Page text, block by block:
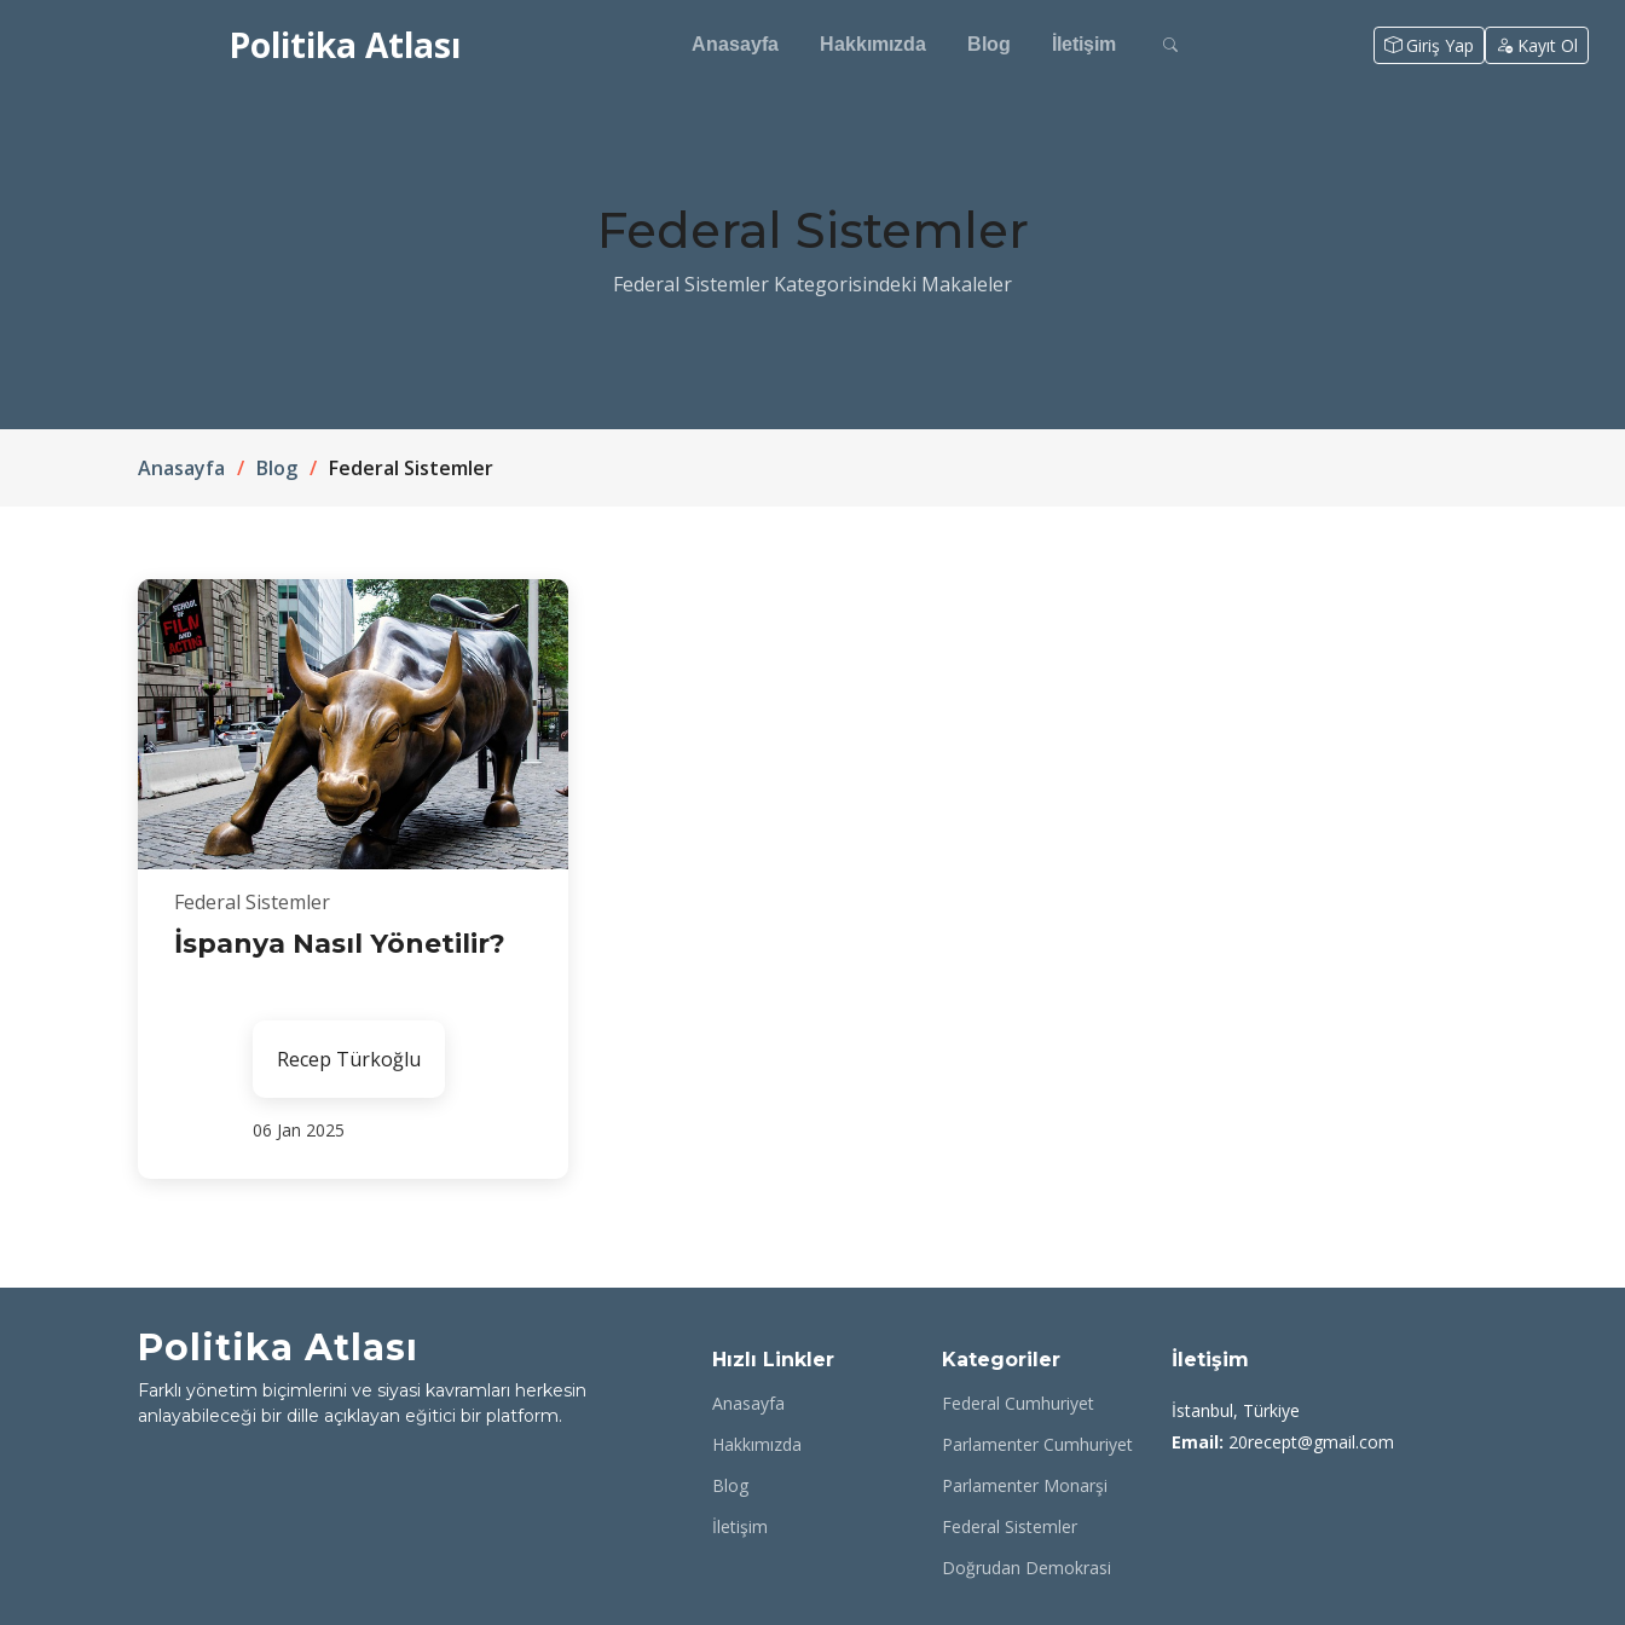
Politika Atlası Anasayfa Hakkımızda Blog İletişim Giriş Yap Kayıt Ol
Federal Sistemler
Federal Sistemler Kategorisindeki Makaleler
Anasayfa Blog Federal Sistemler
Federal Sistemler
İspanya Nasıl Yönetilir?
Recep Türkoğlu
06 Jan 2025
Politika Atlası
Farklı yönetim biçimlerini ve siyasi kavramları herkesin
anlayabileceği bir dille açıklayan eğitici bir platform.
Hızlı Linkler
Anasayfa
Hakkımızda
Blog
İletişim
Kategoriler
Federal Cumhuriyet
Parlamenter Cumhuriyet
Parlamenter Monarşi
Federal Sistemler
Doğrudan Demokrasi
İletişim
İstanbul, Türkiye
Email: 20recept@gmail.com